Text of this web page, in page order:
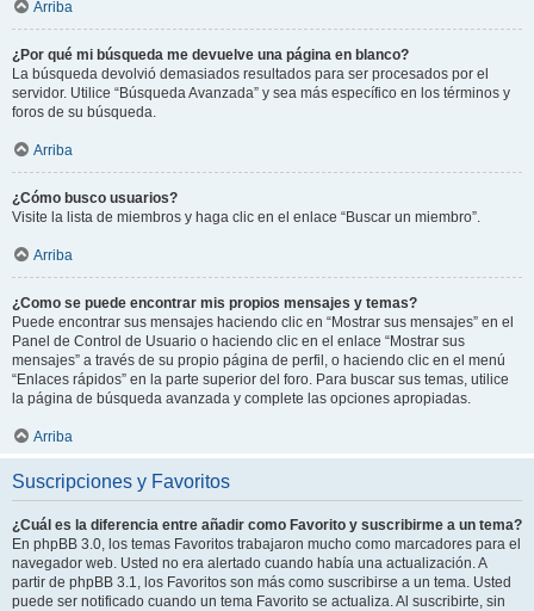
Arriba
¿Por qué mi búsqueda me devuelve una página en blanco?
La búsqueda devolvió demasiados resultados para ser procesados por el
servidor. Utilice “Búsqueda Avanzada” y sea más específico en los términos y
foros de su búsqueda.
Arriba
¿Cómo busco usuarios?
Visite la lista de miembros y haga clic en el enlace “Buscar un miembro”.
Arriba
¿Como se puede encontrar mis propios mensajes y temas?
Puede encontrar sus mensajes haciendo clic en “Mostrar sus mensajes” en el
Panel de Control de Usuario o haciendo clic en el enlace “Mostrar sus
mensajes” a través de su propio página de perfil, o haciendo clic en el menú
“Enlaces rápidos” en la parte superior del foro. Para buscar sus temas, utilice
la página de búsqueda avanzada y complete las opciones apropiadas.
Arriba
Suscripciones y Favoritos
¿Cuál es la diferencia entre añadir como Favorito y suscribirme a un tema?
En phpBB 3.0, los temas Favoritos trabajaron mucho como marcadores para el
navegador web. Usted no era alertado cuando había una actualización. A
partir de phpBB 3.1, los Favoritos son más como suscribirse a un tema. Usted
puede ser notificado cuando un tema Favorito se actualiza. Al suscribirte, sin